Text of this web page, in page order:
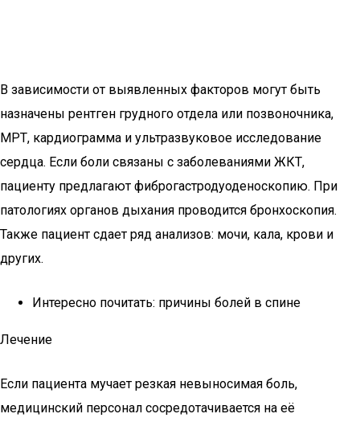
В зависимости от выявленных факторов могут быть
назначены рентген грудного отдела или позвоночника,
МРТ, кардиограмма и ультразвуковое исследование
сердца. Если боли связаны с заболеваниями ЖКТ,
пациенту предлагают фиброгастродуоденоскопию. При
патологиях органов дыхания проводится бронхоскопия.
Также пациент сдает ряд анализов: мочи, кала, крови и
других.
Интересно почитать: причины болей в спине
Лечение
Если пациента мучает резкая невыносимая боль,
медицинский персонал сосредотачивается на её